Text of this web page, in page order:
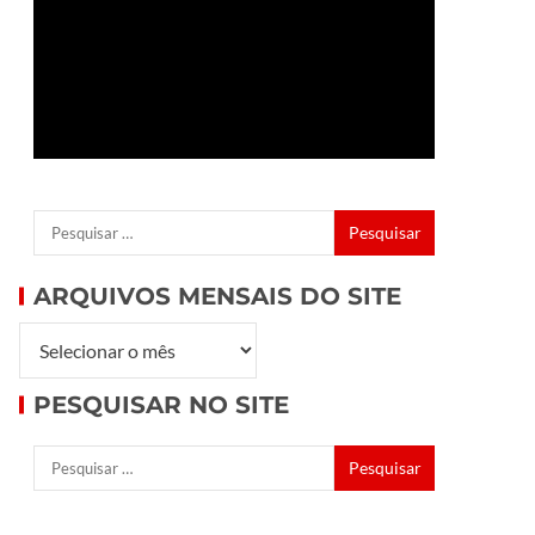
ARQUIVOS MENSAIS DO SITE
PESQUISAR NO SITE